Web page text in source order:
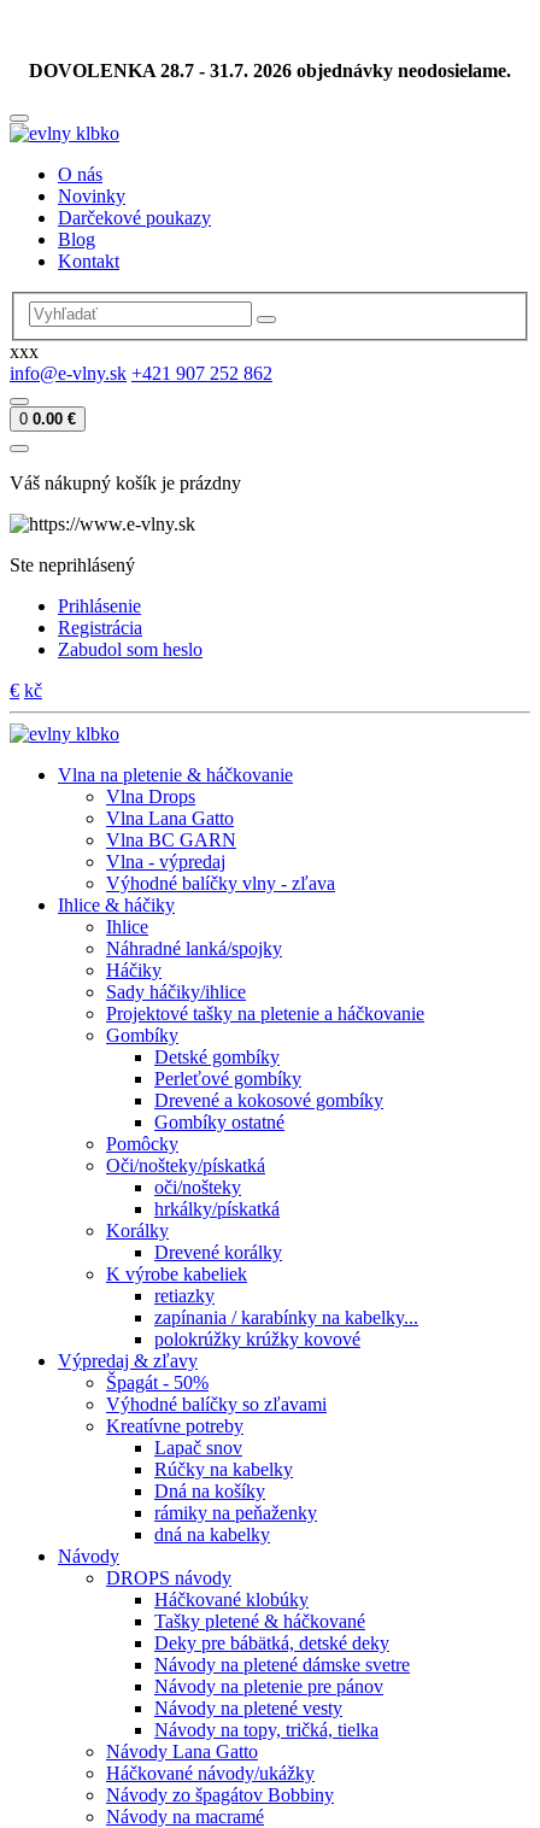
DOVOLENKA 28.7 - 31.7. 2026 objednávky neodosielame.
O nás
Novinky
Darčekové poukazy
Blog
Kontakt
xxx
info@e-vlny.sk +421 907 252 862
0 0.00 €
Váš nákupný košík je prázdny
Ste neprihlásený
Prihlásenie
Registrácia
Zabudol som heslo
€ kč
Vlna na pletenie & háčkovanie
Vlna Drops
Vlna Lana Gatto
Vlna BC GARN
Vlna - výpredaj
Výhodné balíčky vlny - zľava
Ihlice & háčiky
Ihlice
Náhradné lanká/spojky
Háčiky
Sady háčiky/ihlice
Projektové tašky na pletenie a háčkovanie
Gombíky
Detské gombíky
Perleťové gombíky
Drevené a kokosové gombíky
Gombíky ostatné
Pomôcky
Oči/nošteky/pískatká
oči/nošteky
hrkálky/pískatká
Korálky
Drevené korálky
K výrobe kabeliek
retiazky
zapínania / karabínky na kabelky...
polokrúžky krúžky kovové
Výpredaj & zľavy
Špagát - 50%
Výhodné balíčky so zľavami
Kreatívne potreby
Lapač snov
Rúčky na kabelky
Dná na košíky
rámiky na peňaženky
dná na kabelky
Návody
DROPS návody
Háčkované klobúky
Tašky pletené & háčkované
Deky pre bábätká, detské deky
Návody na pletené dámske svetre
Návody na pletenie pre pánov
Návody na pletené vesty
Návody na topy, tričká, tielka
Návody Lana Gatto
Háčkované návody/ukážky
Návody zo špagátov Bobbiny
Návody na macramé